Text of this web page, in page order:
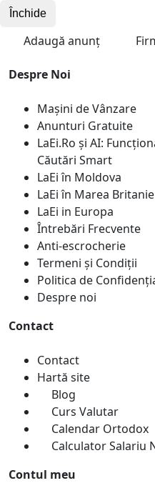
Închide
Adaugă anunț
Despre Noi
Mașini de Vânzare
Anunturi Gratuite
LaEi.Ro și AI:
Căutări Smart
LaEi în Moldova
LaEi în Marea Britanie
LaEi in Europa
Întrebări Frecvente
Anti-escrocherie
Termeni și Condiții
Politica de
Despre noi
Contact
Contact
Hartă site
Blog
Curs Valutar
Calendar Ortodox
Calculator Salariu
Contul meu